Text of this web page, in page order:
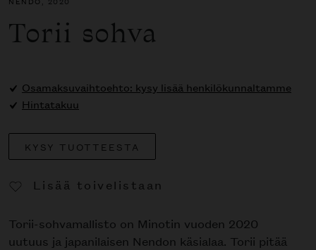
Torii sohva
Osamaksuvaihtoehto: kysy lisää henkilökunnaltamme
Hintatakuu
KYSY TUOTTEESTA
Lisää toivelistaan
Torii-sohvamallisto on Minotin vuoden 2020
uutuus ja japanilaisen Nendon käsialaa. Torii pitää